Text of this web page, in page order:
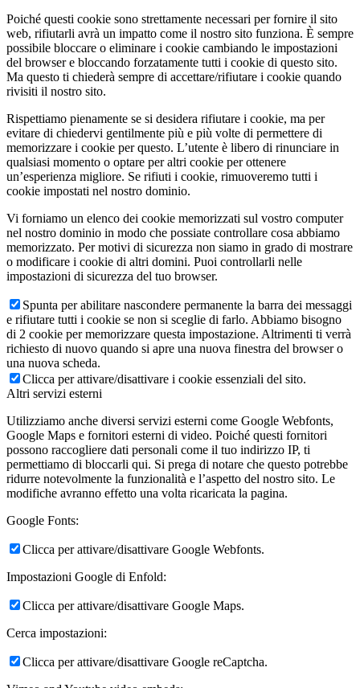
Poiché questi cookie sono strettamente necessari per fornire il sito
web, rifiutarli avrà un impatto come il nostro sito funziona. È sempre
possibile bloccare o eliminare i cookie cambiando le impostazioni
del browser e bloccando forzatamente tutti i cookie di questo sito.
Ma questo ti chiederà sempre di accettare/rifiutare i cookie quando
rivisiti il nostro sito.
Rispettiamo pienamente se si desidera rifiutare i cookie, ma per
evitare di chiedervi gentilmente più e più volte di permettere di
memorizzare i cookie per questo. L’utente è libero di rinunciare in
qualsiasi momento o optare per altri cookie per ottenere
un’esperienza migliore. Se rifiuti i cookie, rimuoveremo tutti i
cookie impostati nel nostro dominio.
Vi forniamo un elenco dei cookie memorizzati sul vostro computer
nel nostro dominio in modo che possiate controllare cosa abbiamo
memorizzato. Per motivi di sicurezza non siamo in grado di mostrare
o modificare i cookie di altri domini. Puoi controllarli nelle
impostazioni di sicurezza del tuo browser.
Spunta per abilitare nascondere permanente la barra dei messaggi
e rifiutare tutti i cookie se non si sceglie di farlo. Abbiamo bisogno
di 2 cookie per memorizzare questa impostazione. Altrimenti ti verrà
richiesto di nuovo quando si apre una nuova finestra del browser o
una nuova scheda.
Clicca per attivare/disattivare i cookie essenziali del sito.
Altri servizi esterni
Utilizziamo anche diversi servizi esterni come Google Webfonts,
Google Maps e fornitori esterni di video. Poiché questi fornitori
possono raccogliere dati personali come il tuo indirizzo IP, ti
permettiamo di bloccarli qui. Si prega di notare che questo potrebbe
ridurre notevolmente la funzionalità e l’aspetto del nostro sito. Le
modifiche avranno effetto una volta ricaricata la pagina.
Google Fonts:
Clicca per attivare/disattivare Google Webfonts.
Impostazioni Google di Enfold:
Clicca per attivare/disattivare Google Maps.
Cerca impostazioni:
Clicca per attivare/disattivare Google reCaptcha.